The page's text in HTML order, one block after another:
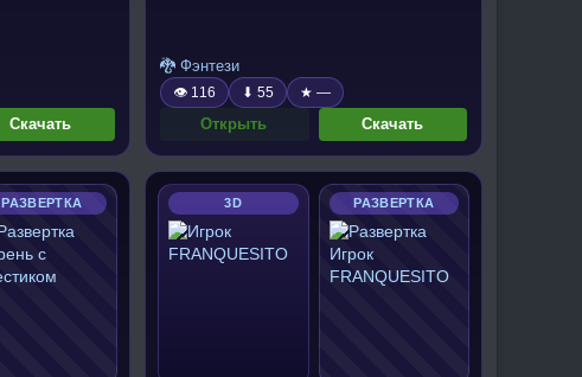
Скачать
🐉 Фэнтези
👁 116 ⬇ 55 ★ —
Открыть Скачать
РАЗВЕРТКА 3D РАЗВЕРТКА